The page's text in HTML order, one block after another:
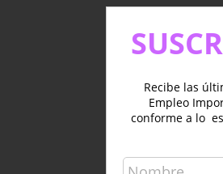
Recibe las
Empleo
conforme a lo